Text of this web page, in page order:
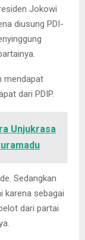
Jokowi
diusung PDI-
mendapat
dari PDIP.
Unjukrasa
Sedangkan
karena sebagai
dari partai